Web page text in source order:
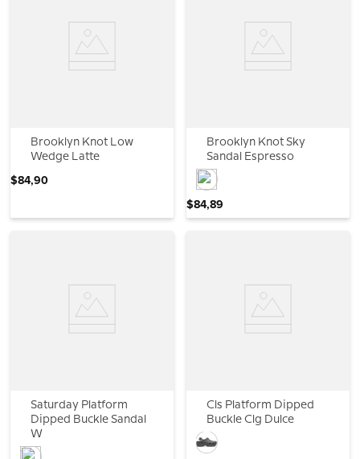
Brooklyn Knot Low
Wedge Latte
$84,90
Brooklyn Knot Sky
Sandal Espresso
$84,89
Saturday Platform
Dipped Buckle Sandal
W
Cls Platform Dipped
Buckle Clg Dulce